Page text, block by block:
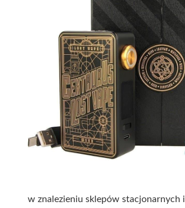
w znalezieniu sklepów stacjonarnych i